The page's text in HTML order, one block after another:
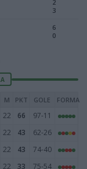
2
3
6
0
M PKT GOLE FORMA
22 66
97-11
22 43
62-26
22 43
74-40
22 33
75-54